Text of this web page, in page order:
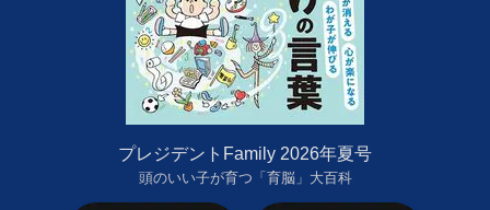
プレジデントFamily 2026年夏号
頭のいい子が育つ「育脳」大百科